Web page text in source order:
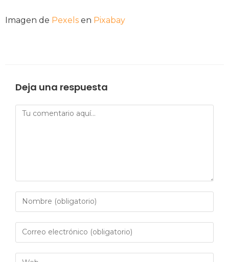
Imagen de Pexels en Pixabay
Deja una respuesta